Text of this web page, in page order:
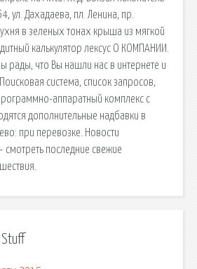
ул. Дахадаева, пл. Ленина, пр.
в зеленых тонах крыша из мягкой
калькулятор лексус О КОМПАНИИ.
рады, что Вы нашли нас в интернете и
сиcтема, список запросов,
аппаратный комплекс с
дополнительные надбавки в
при перевозке. Новости
смотреть последние свежие
Stuff